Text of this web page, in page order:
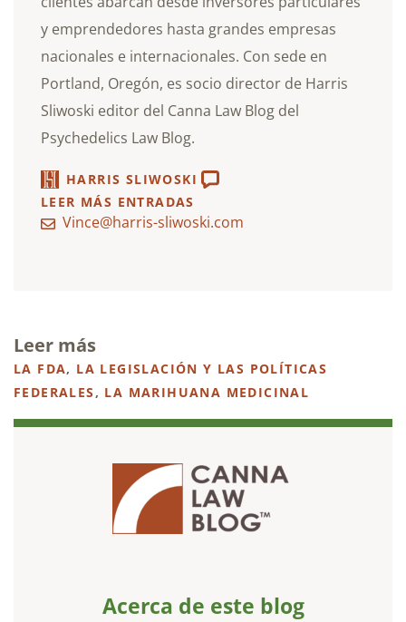
y emprendedores hasta grandes empresas
nacionales e internacionales. Con sede en
Portland, Oregón, es socio director de Harris
Sliwoski editor del Canna Law Blog del
Psychedelics Law Blog.
HARRIS SLIWOSKI
LEER MÁS ENTRADAS
Vince@harris-sliwoski.com
Leer más
LA FDA, LA LEGISLACIÓN Y LAS POLÍTICAS
FEDERALES, LA MARIHUANA MEDICINAL
Acerca de este blog